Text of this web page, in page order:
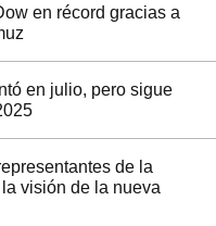
en récord gracias a
en julio, pero sigue
de la
visión de la nueva